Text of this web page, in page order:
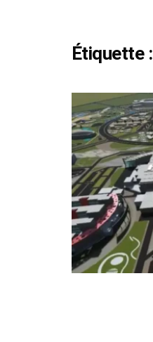
Étiquette :